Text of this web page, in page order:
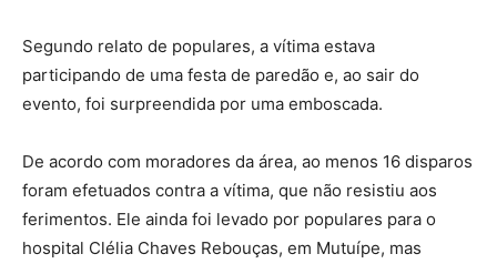
Segundo relato de populares, a vítima estava
participando de uma festa de paredão e, ao sair do
evento, foi surpreendida por uma emboscada.
De acordo com moradores da área, ao menos 16 disparos
foram efetuados contra a vítima, que não resistiu aos
ferimentos. Ele ainda foi levado por populares para o
hospital Clélia Chaves Rebouças, em Mutuípe, mas